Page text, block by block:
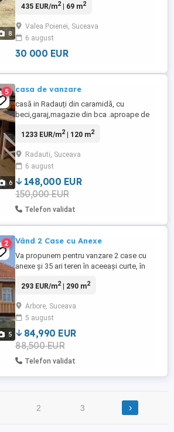
8
Proprietatea este ideală pentru locuit
micro-ferme, atelier sau activități agricole,
având toate dotările necesare funcționării
de la prima zi.Curte spațioasă ...
435 EUR/m2| 69 m2
Valea Poienei, Suceava
6 august
30 000 EUR
6
5 casa de vanzare
casă in Radauți din caramidă, cu
beci,garaj,magazie din bca .aproape de
mobilata. 148000 euro negociabil.nu
1233 EUR/m2| 120 m2
Radauti, Suceava
6 august
148,000 EUR
150,000 EUR
Telefon validat
5
2 Vând 2 Case cu Anexe
Va propunem pentru vanzare 2 case cu
anexe și 35 ari teren în aceeași curte, în
Suceava (locația de pe harta este nu este
Bucovineana. Este situata la 300 metri de
centru și are toate utilitățile. Fanrana
proprie cu ...
293 EUR/m2| 290 m2
Arbore, Suceava
5 august
84,990 EUR
88,500 EUR
Telefon validat
2 3 ›